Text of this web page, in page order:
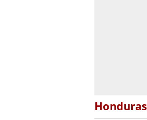
Honduras